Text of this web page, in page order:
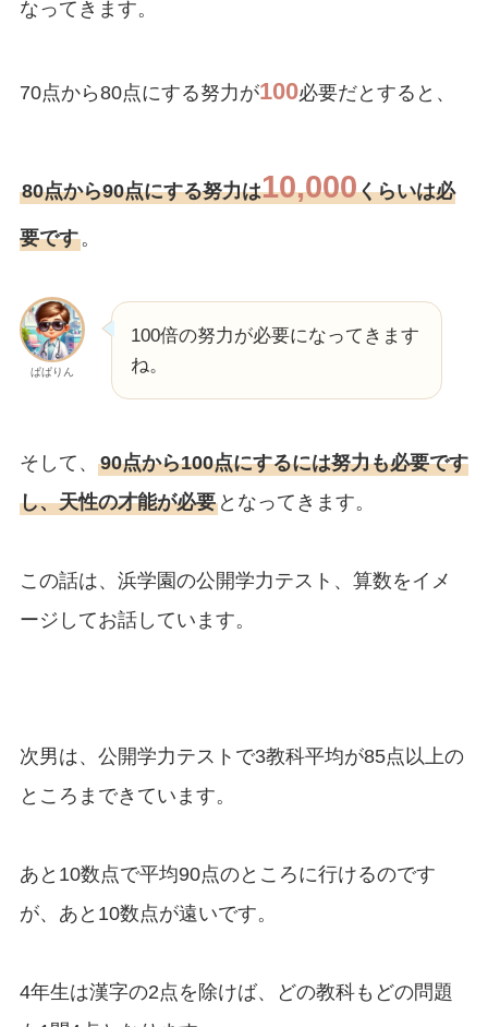
なってきます。
70点から80点にする努力が100必要だとすると、
80点から90点にする努力は10,000くらいは必
要です。
ぱぱりん
100倍の努力が必要になってきます
ね。
そして、 90点から100点にするには努力も必要です
し、天性の才能が必要となってきます。
この話は、浜学園の公開学力テスト、算数をイメ
ージしてお話しています。
次男は、公開学力テストで3教科平均が85点以上の
ところまできています。
あと10数点で平均90点のところに行けるのです
が、あと10数点が遠いです。
4年生は漢字の2点を除けば、どの教科もどの問題